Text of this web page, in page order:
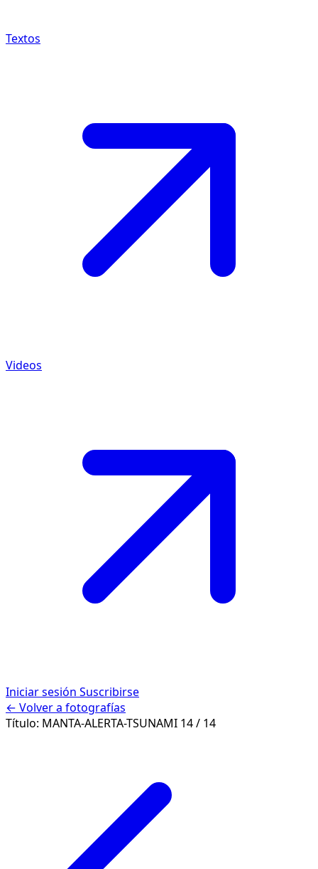
Textos
Videos
Iniciar sesión Suscribirse
← Volver a fotografías
Título: MANTA-ALERTA-TSUNAMI 14 / 14